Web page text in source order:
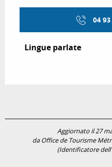
04
Lingue parlate
Lingue parlate
Aggiornato il 27
da Office de Tourisme
(Identificatore